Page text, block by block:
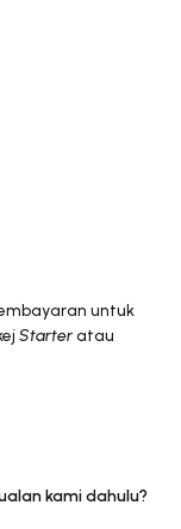
untuk
Starteratau
kami dahulu?